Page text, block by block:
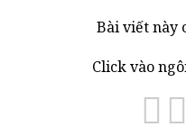
Bài viết này
Click vào